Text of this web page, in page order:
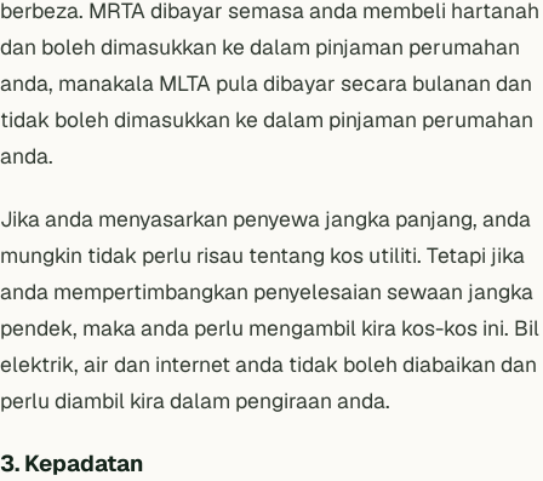
berbeza. MRTA dibayar semasa anda membeli hartanah
dan boleh dimasukkan ke dalam pinjaman perumahan
anda, manakala MLTA pula dibayar secara bulanan dan
tidak boleh dimasukkan ke dalam pinjaman perumahan
anda.
Jika anda menyasarkan penyewa jangka panjang, anda
mungkin tidak perlu risau tentang kos utiliti. Tetapi jika
anda mempertimbangkan penyelesaian sewaan jangka
pendek, maka anda perlu mengambil kira kos-kos ini. Bil
elektrik, air dan internet anda tidak boleh diabaikan dan
perlu diambil kira dalam pengiraan anda.
3. Kepadatan